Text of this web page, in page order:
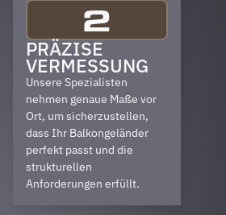
2
PRÄZISE
VERMESSUNG
Unsere Spezialisten
nehmen genaue Maße vor
Ort, um sicherzustellen,
dass Ihr Balkongeländer
perfekt passt und die
strukturellen
Anforderungen erfüllt.